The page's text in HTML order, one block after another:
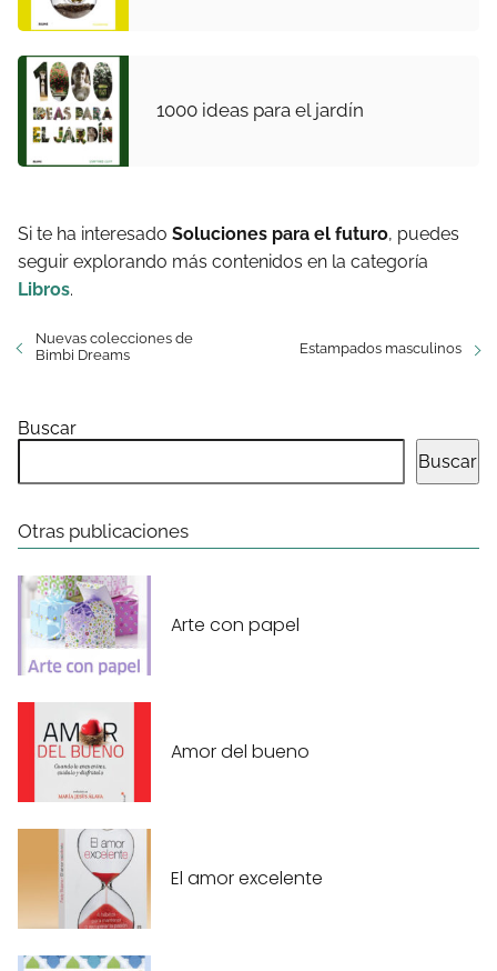
1000 ideas para el jardín
Si te ha interesado Soluciones para el futuro, puedes
seguir explorando más contenidos en la categoría
Libros.
Nuevas colecciones de
Bimbi Dreams
Estampados masculinos
Buscar
Buscar
Otras publicaciones
Arte con papel
Amor del bueno
El amor excelente